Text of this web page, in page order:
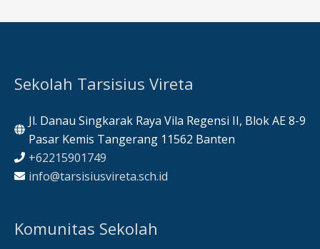
Sekolah Tarsisius Vireta
Jl. Danau Singkarak Raya Vila Regensi II, Blok AE 8-9
Pasar Kemis Tangerang 11562 Banten
+62215901749
info@tarsisiusvireta.sch.id
Komunitas Sekolah